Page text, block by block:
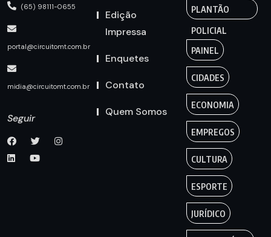
(65) 98111-0655
portal@circuitomt.com.br
midia@circuitomt.com.br
Seguir
Edição
Impressa
Enquetes
Contato
Quem Somos
PLANTÃO
POLICIAL
PAINEL
CIDADES
ECONOMIA
EMPREGOS
CULTURA
ESPORTE
JURÍDICO